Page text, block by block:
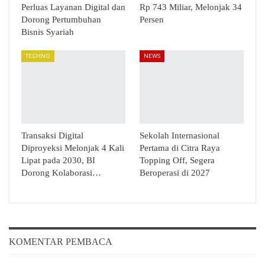
Perluas Layanan Digital dan
Dorong Pertumbuhan
Bisnis Syariah
Rp 743 Miliar, Melonjak 34
Persen
TECHNO
Transaksi Digital
Diproyeksi Melonjak 4 Kali
Lipat pada 2030, BI
Dorong Kolaborasi…
NEWS
Sekolah Internasional
Pertama di Citra Raya
Topping Off, Segera
Beroperasi di 2027
KOMENTAR PEMBACA